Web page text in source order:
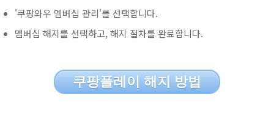
'쿠팡와우 멤버십 관리'를 선택합니다.
멤버십 해지를 선택하고, 해지 절차를 완료합니다.
쿠팡플레이 해지 방법